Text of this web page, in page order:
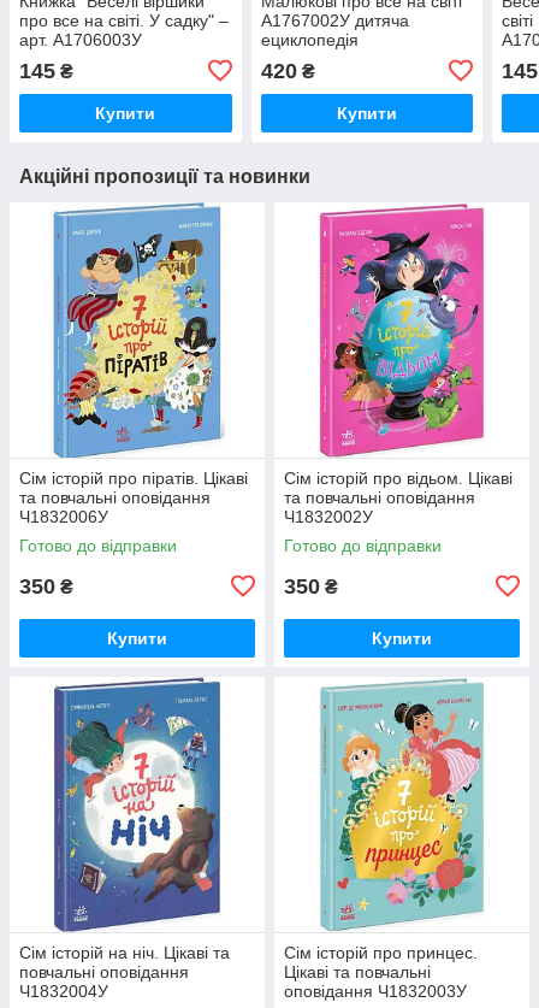
про все на світі. У садку" –
арт. А1706003У
145 ₴
Купити
А1767002У дитяча
ециклопедія
420₴
Купити
145
Акційні пропозиції та новинки
Сім історій про піратів. Цікаві
та повчальні оповідання
Ч1832006У
Готово до відправки
350 ₴
Купити
Сім історій про відьом. Цікаві
та повчальні оповідання
Ч1832002У
Готово до відправки
350 ₴
Купити
Сім історій на ніч. Цікаві та
повчальні оповідання
Ч1832004У
Сім історій про принцес.
Цікаві та повчальні
оповідання Ч1832003У